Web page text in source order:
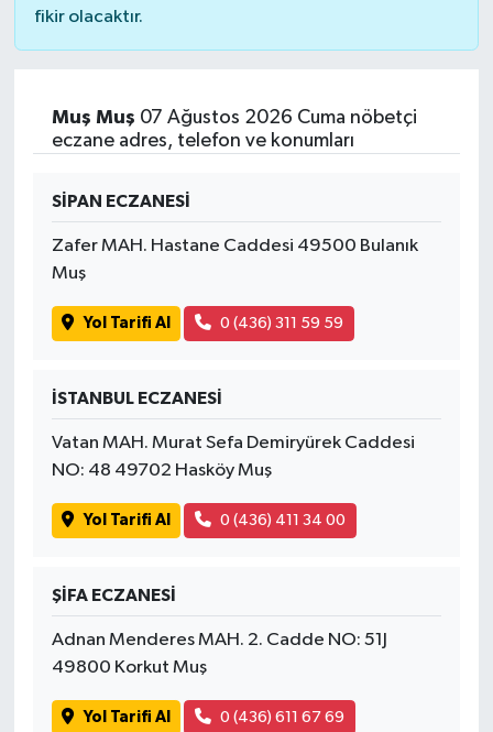
fikir olacaktır.
Muş Muş 07 Ağustos 2026 Cuma nöbetçi
eczane adres, telefon ve konumları
SİPAN ECZANESİ
Zafer MAH. Hastane Caddesi 49500 Bulanık
Muş
Yol Tarifi Al 0 (436) 311 59 59
İSTANBUL ECZANESİ
Vatan MAH. Murat Sefa Demiryürek Caddesi
NO: 48 49702 Hasköy Muş
Yol Tarifi Al 0 (436) 411 34 00
ŞİFA ECZANESİ
Adnan Menderes MAH. 2. Cadde NO: 51J
49800 Korkut Muş
Yol Tarifi Al 0 (436) 611 67 69